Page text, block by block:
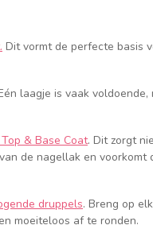
Dit vormt de perfecte basis
laagje is vaak voldoende,
Top & Base Coat. Dit zorgt
de nagellak en
druppels. Breng op
moeiteloos af te ronden.